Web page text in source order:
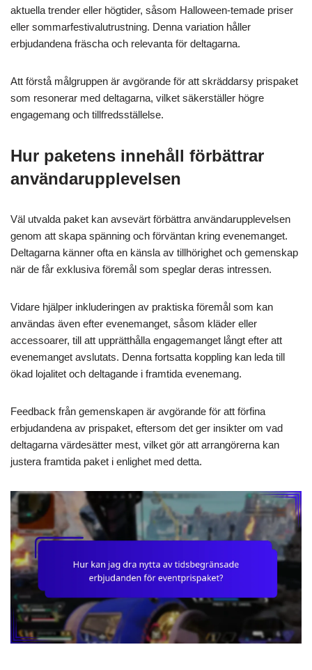
aktuella trender eller högtider, såsom Halloween-temade priser
eller sommarfestivalutrustning. Denna variation håller
erbjudandena fräscha och relevanta för deltagarna.
Att förstå målgruppen är avgörande för att skräddarsy prispaket
som resonerar med deltagarna, vilket säkerställer högre
engagemang och tillfredsställelse.
Hur paketens innehåll förbättrar
användarupplevelsen
Väl utvalda paket kan avsevärt förbättra användarupplevelsen
genom att skapa spänning och förväntan kring evenemanget.
Deltagarna känner ofta en känsla av tillhörighet och gemenskap
när de får exklusiva föremål som speglar deras intressen.
Vidare hjälper inkluderingen av praktiska föremål som kan
användas även efter evenemanget, såsom kläder eller
accessoarer, till att upprätthålla engagemanget långt efter att
evenemanget avslutats. Denna fortsatta koppling kan leda till
ökad lojalitet och deltagande i framtida evenemang.
Feedback från gemenskapen är avgörande för att förfina
erbjudandena av prispaket, eftersom det ger insikter om vad
deltagarna värdesätter mest, vilket gör att arrangörerna kan
justera framtida paket i enlighet med detta.